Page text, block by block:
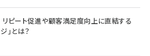
リピート促進や顧客満足度向上に直結する
」とは？